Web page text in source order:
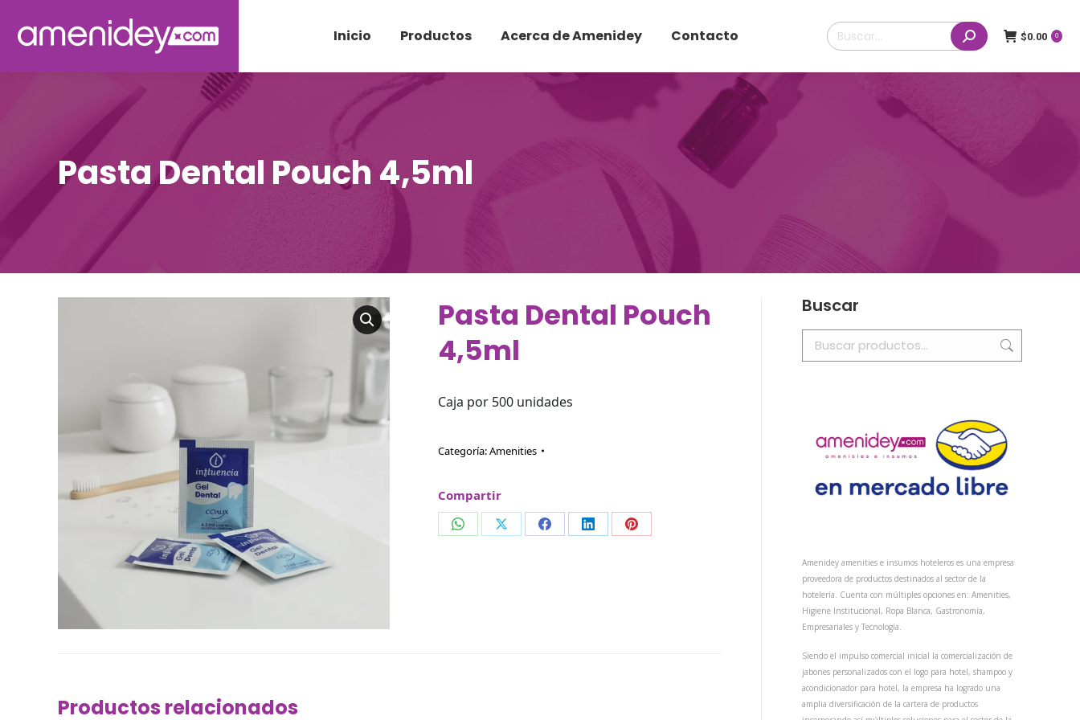
Inicio Productos Acerca de Amenidey Contacto Buscar: $0.00 0
Pasta Dental Pouch 4,5ml
Pasta Dental Pouch
4,5ml
Caja por 500 unidades
Categoría:Amenities
Compartir
CompartirCompartirCompartirCompartirCompartir
Productos relacionados
Buscar
Amenidey amenities e insumos hoteleros es una empresa
proveedora de productos destinados al sector de la
hotelería. Cuenta con múltiples opciones en: Amenities,
Higiene Institucional, Ropa Blanca, Gastronomía,
Empresariales y Tecnología.
Siendo el impulso comercial inicial la comercialización de
jabones personalizados con el logo para hotel, shampoo y
acondicionador para hotel, la empresa ha logrado una
amplia diversificación de la cartera de productos